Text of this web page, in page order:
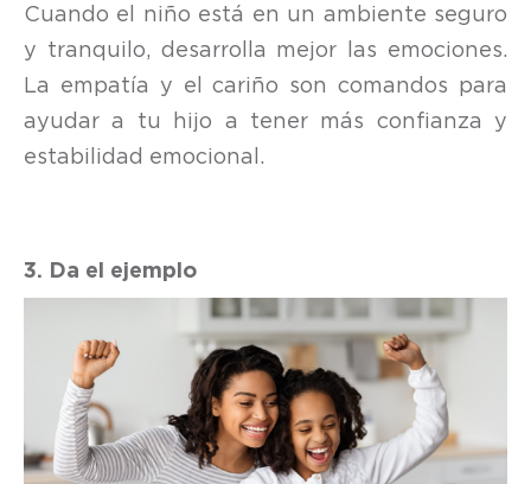
Cuando el niño está en un ambiente seguro
y tranquilo, desarrolla mejor las emociones.
La empatía y el cariño son comandos para
ayudar a tu hijo a tener más confianza y
estabilidad emocional.
3. Da el ejemplo